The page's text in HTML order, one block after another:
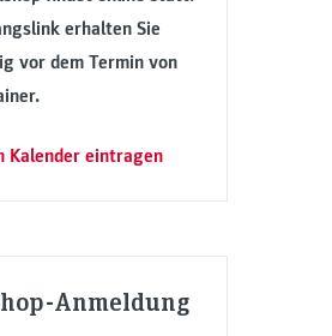
erhalten Sie
vor dem Termin von
Kalender eintragen
Anmeldung